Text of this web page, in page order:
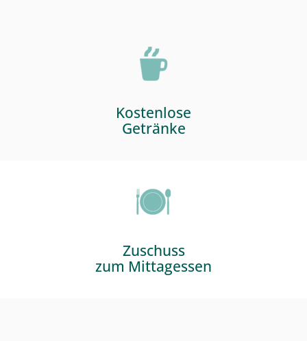
Kostenlose
Getränke
Zuschuss
zum Mittagessen